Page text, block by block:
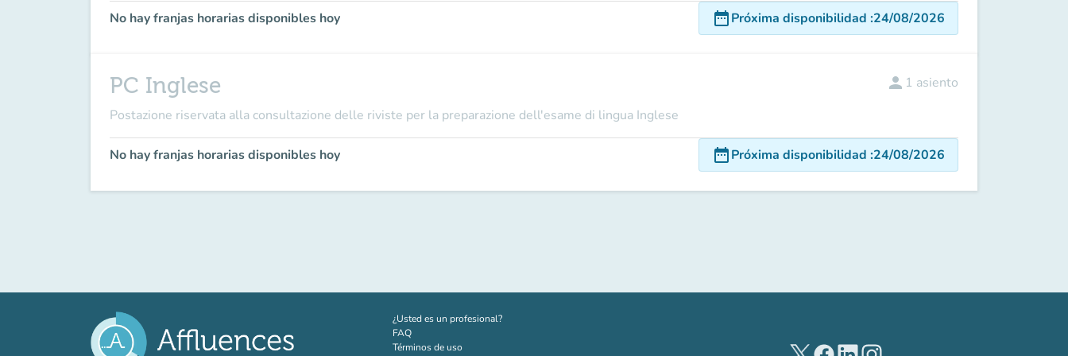
No hay franjas horarias disponibles hoy date_rangePróxima disponibilidad :24/08/2026
PC Inglese
Postazione riservata alla consultazione delle riviste per la preparazione dell'esame di lingua Inglese
person 1 asiento
No hay franjas horarias disponibles hoy date_rangePróxima disponibilidad :24/08/2026
¿Usted es un profesional?(nueva pestaña)
FAQ
Términos de uso
(nueva pestaña)
(nueva pestaña)
(nueva pestaña)